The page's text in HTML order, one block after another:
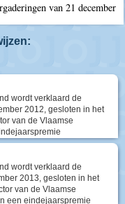
van 21 december
wordt verklaard de
2012, gesloten in het
van de Vlaamse
wordt verklaard de
2013, gesloten in het
van de Vlaamse
een eindejaarspremie